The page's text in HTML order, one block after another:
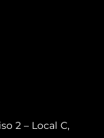
2 – Local C,